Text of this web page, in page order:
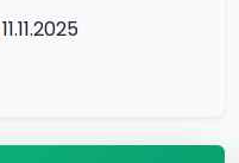
11.11.2025